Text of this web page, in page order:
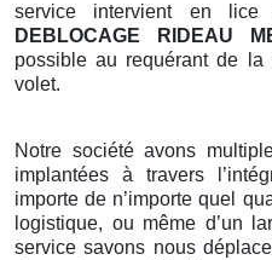
service intervient en lice
DEBLOCAGE RIDEAU
possible au requérant de la
volet.
Notre société avons
implantées à travers
importe de n’importe quel
logistique, ou même d’un
service savons nous